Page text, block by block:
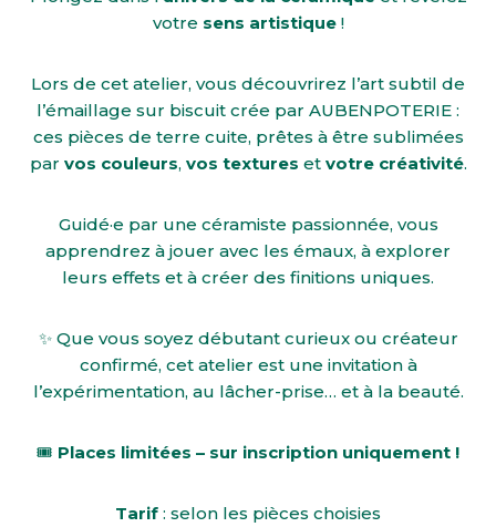
votre sens artistique!
Lors de cet atelier, vous découvrirez l’art subtil de
l’émaillage sur biscuit crée par AUBENPOTERIE :
ces pièces de terre cuite, prêtes à être sublimées
par vos couleurs, vos textures et votre créativité.
Guidé·e par une céramiste passionnée, vous
apprendrez à jouer avec les émaux, à explorer
leurs effets et à créer des finitions uniques.
✨ Que vous soyez débutant curieux ou créateur
confirmé, cet atelier est une invitation à
l’expérimentation, au lâcher-prise… et à la beauté.
🎟 Places limitées – sur inscription uniquement !
Tarif : selon les pièces choisies